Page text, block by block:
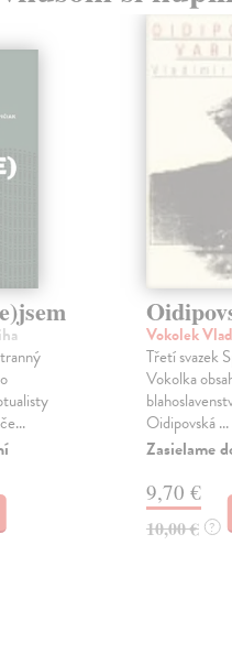
Vokolek
Třetí svazek
Vokolka
Oidipovská ...
Zasielame
9,70 €
10,00 € ?